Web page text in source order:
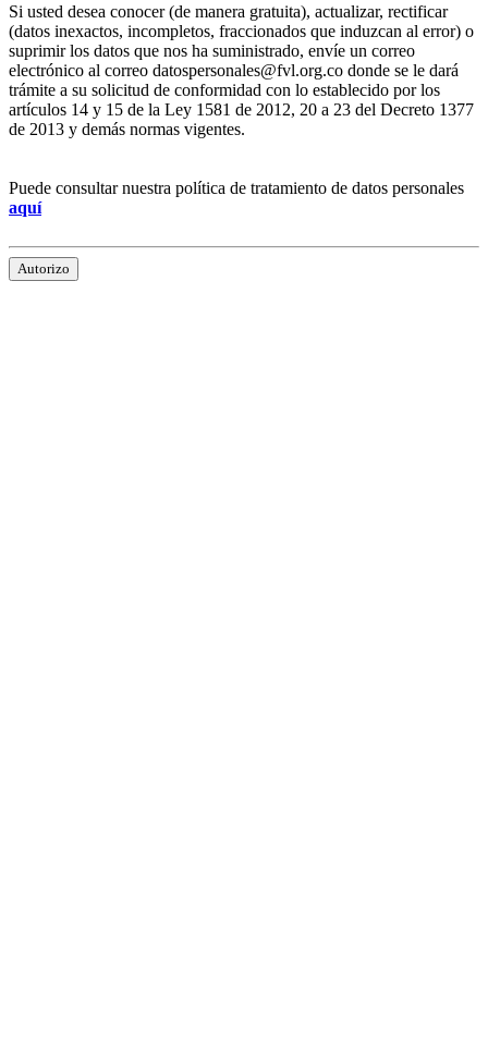
Si usted desea conocer (de manera gratuita), actualizar, rectificar
(datos inexactos, incompletos, fraccionados que induzcan al error) o
suprimir los datos que nos ha suministrado, envíe un correo
electrónico al correo datospersonales@fvl.org.co donde se le dará
trámite a su solicitud de conformidad con lo establecido por los
artículos 14 y 15 de la Ley 1581 de 2012, 20 a 23 del Decreto 1377
de 2013 y demás normas vigentes.
Puede consultar nuestra política de tratamiento de datos personales
aquí
Autorizo